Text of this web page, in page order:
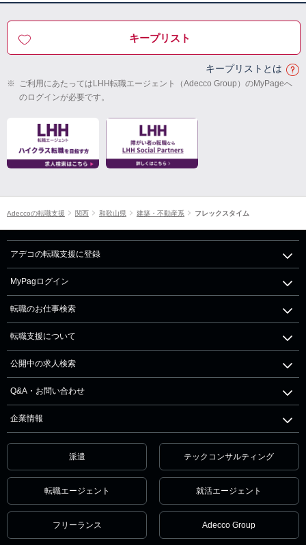
キープリスト
キープリストとは
※ ご利用にあたってはLHH転職エージェント（Adecco Group）のMyPageへ
のログインが必要です。
Adeccoの転職支援 関西 和歌山県 建築・不動産系 フレックスタイム
アデコの転職支援に登録
MyPagログイン
転職のお仕事検索
転職支援について
公開中の求人検索
Q&A・お問い合わせ
企業情報
派遣 テックコンサルティング
転職エージェント 就活エージェント
フリーランス Adecco Group